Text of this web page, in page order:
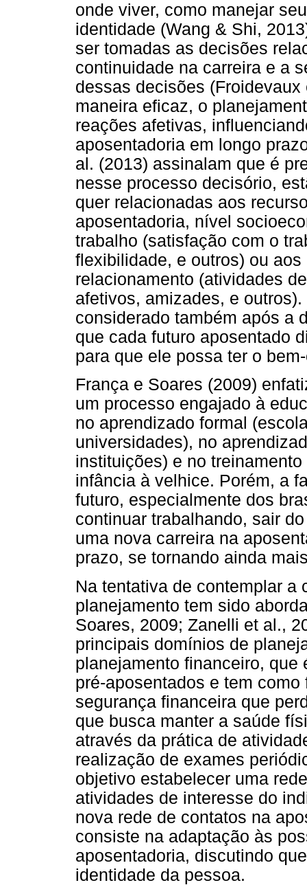
onde viver, como manejar
identidade (Wang & Shi,
ser tomadas as decisões
continuidade na carreira e a
dessas decisões
maneira eficaz, o
reações afetivas,
aposentadoria em longo
al. (2013) assinalam que é
nesse processo decisório,
quer relacionadas aos
aposentadoria, nível
trabalho (satisfação com o
flexibilidade, e outros) ou
relacionamento (atividades
afetivos, amizades, e
considerado também após a
que cada futuro aposentado
para que ele possa ter o
França e Soares (2009)
um processo engajado à
no aprendizado formal
universidades), no
instituições) e no
infância à velhice. Porém, a
futuro, especialmente dos
continuar trabalhando, sair
uma nova carreira na
prazo, se tornando ainda
Na tentativa de contemplar
planejamento tem sido
Soares, 2009; Zanelli et al.,
principais domínios de
planejamento financeiro,
pré-aposentados e tem
segurança financeira que
que busca manter a saúde
através da prática de
realização de exames
objetivo estabelecer uma
atividades de interesse do
nova rede de contatos na
consiste na adaptação às
aposentadoria, discutindo
identidade da pessoa.